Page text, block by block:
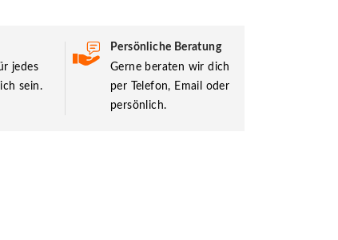
jedes
sein.
Persönliche Beratung
Gerne beraten wir dich
per Telefon, Email oder
persönlich.